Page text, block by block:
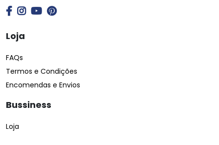
Loja
FAQs
Termos e Condições
Encomendas e Envios
Bussiness
Loja